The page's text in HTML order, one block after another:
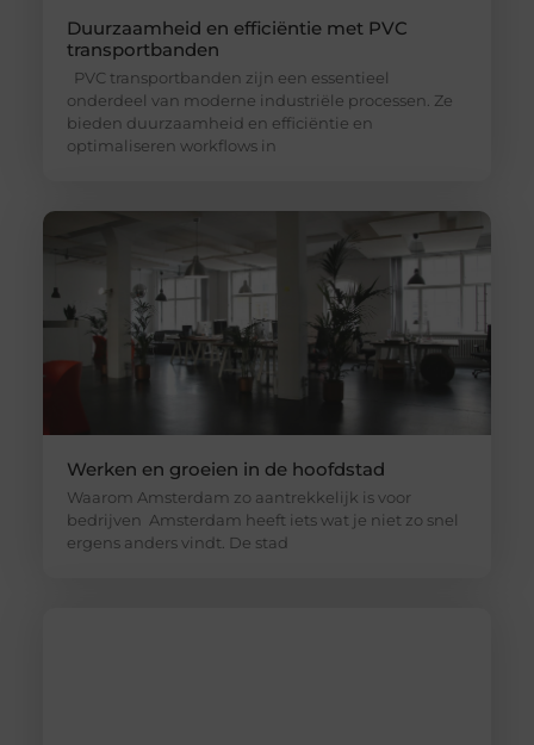
Duurzaamheid en efficiëntie met PVC
transportbanden
PVC transportbanden zijn een essentieel
onderdeel van moderne industriële processen. Ze
bieden duurzaamheid en efficiëntie en
optimaliseren workflows in
Werken en groeien in de hoofdstad
Waarom Amsterdam zo aantrekkelijk is voor
bedrijven Amsterdam heeft iets wat je niet zo snel
ergens anders vindt. De stad